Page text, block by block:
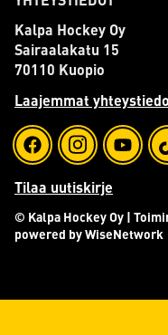
Kalpa Hockey Oy
Sairaalakatu 15
70110 Kuopio
Laajemmat
Tilaa uutiskirje
© Kalpa Hockey Oy |
powered byWiseNetwork